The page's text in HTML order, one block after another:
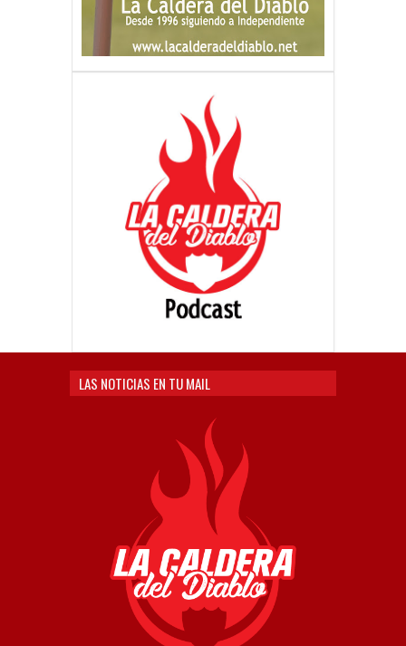
LAS NOTICIAS EN TU MAIL